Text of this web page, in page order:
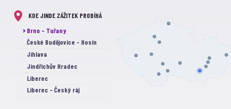
KDE JINDE ZÁŽITEK PROBÍHÁ
Brno - Tuřany
České Budějovice - Hosín
Jihlava
Jindřichův Hradec
Liberec
Liberec - Český ráj